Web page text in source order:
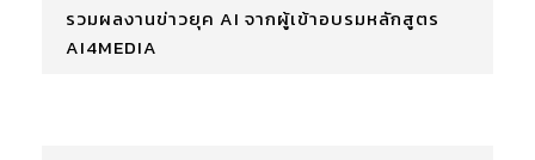
รวมผลงานข่าวยุค AI จากผู้เข้าอบรมหลักสูตร
AI4MEDIA